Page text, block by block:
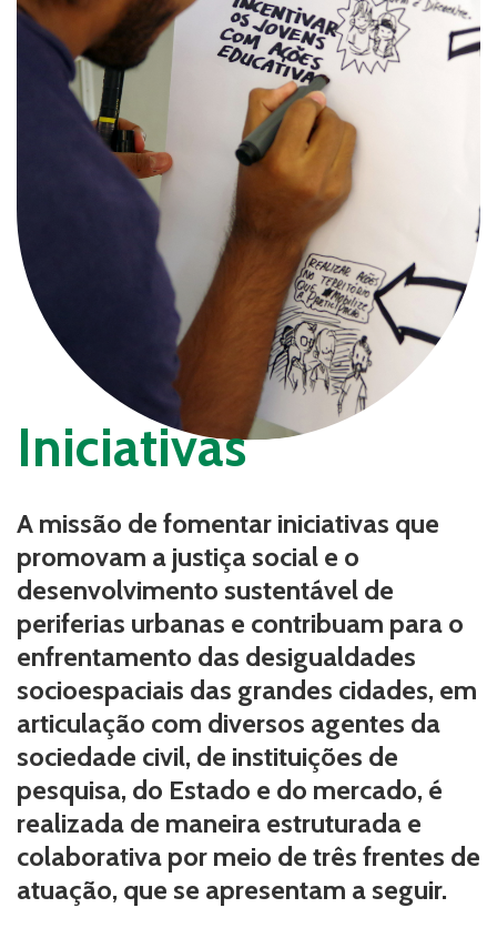
Iniciativas
A missão de fomentar iniciativas que
promovam a justiça social e o
desenvolvimento sustentável de
periferias urbanas e contribuam para o
enfrentamento das desigualdades
socioespaciais das grandes cidades, em
articulação com diversos agentes da
sociedade civil, de instituições de
pesquisa, do Estado e do mercado, é
realizada de maneira estruturada e
colaborativa por meio de três frentes de
atuação, que se apresentam a seguir.